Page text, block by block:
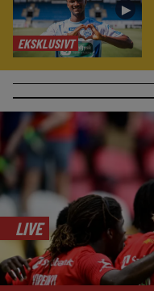
EKSKLUSIVT
►
LIVE